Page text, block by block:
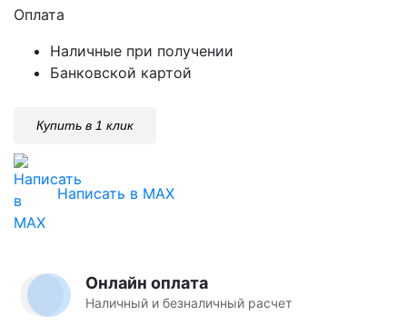
Оплата
Наличные при получении
Банковской картой
Купить в 1 клик
Написать в MAX
Онлайн оплата
Наличный и безналичный расчет